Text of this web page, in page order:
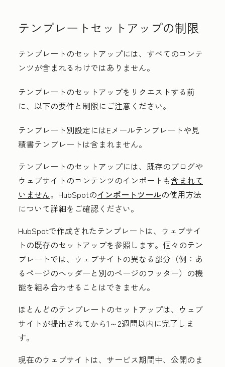
テンプレートセットアップの制限
テンプレートのセットアップには、すべてのコンテ
ンツが含まれるわけではありません。
テンプレートのセットアップをリクエストする前
に、以下の要件と制限にご注意ください。
テンプレート別設定 にはEメールテンプレートや見
積書テンプレートは含まれません。
テンプレートのセットアップには、既存のブログや
ウェブサイトのコンテンツのインポートも含まれて
いません。HubSpotのインポートツールの使用方法
について詳細をご確認ください。
HubSpotで作成されたテンプレートは、ウェブサイ
トの既存のセットアップを参照します。個々のテン
プレートでは、ウェブサイトの異なる部分（例：あ
るページのヘッダーと別のページのフッター）の機
能を組み合わせることはできません。
ほとんどのテンプレートのセットアップは、ウェブ
サイトが提出されてから1～2週間以内に完了しま
す。
現在のウェブサイトは、サービス期間中、公開のま